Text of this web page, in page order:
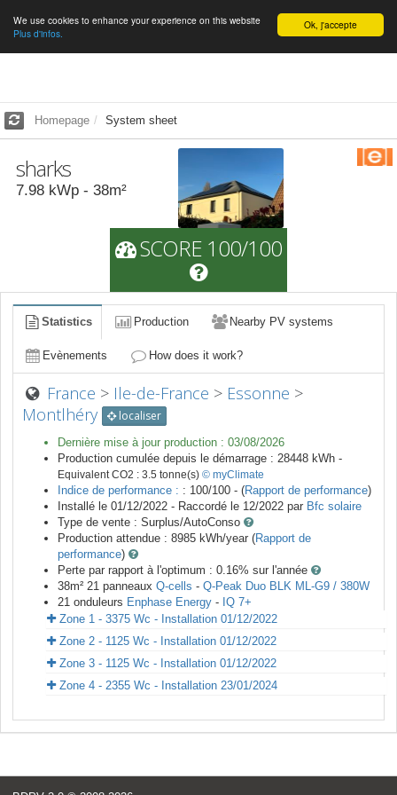
English Ok, j'accepte
We use cookies to enhance your experience on this website
Plus d'infos.
Homepage System sheet
sharks
7.98 kWp - 38m²
SCORE 100/100
Statistics Production Nearby PV systems
Evènements How does it work?
France > Ile-de-France > Essonne >
Montlhéry
localiser
Dernière mise à jour production : 03/08/2026
Production cumulée depuis le démarrage : 28448 kWh -
Equivalent CO2 : 3.5 tonne(s) © myClimate
Indice de performance : : 100/100 - (Rapport de performance)
Installé le 01/12/2022 - Raccordé le 12/2022 par Bfc solaire
Type de vente : Surplus/AutoConso
Production attendue : 8985 kWh/year (Rapport de
performance)
Perte par rapport à l'optimum : 0.16% sur l'année
38m² 21 panneaux Q-cells - Q-Peak Duo BLK ML-G9 / 380W
21 onduleurs Enphase Energy - IQ 7+
Zone 1 - 3375 Wc - Installation 01/12/2022
Zone 2 - 1125 Wc - Installation 01/12/2022
Zone 3 - 1125 Wc - Installation 01/12/2022
Zone 4 - 2355 Wc - Installation 23/01/2024